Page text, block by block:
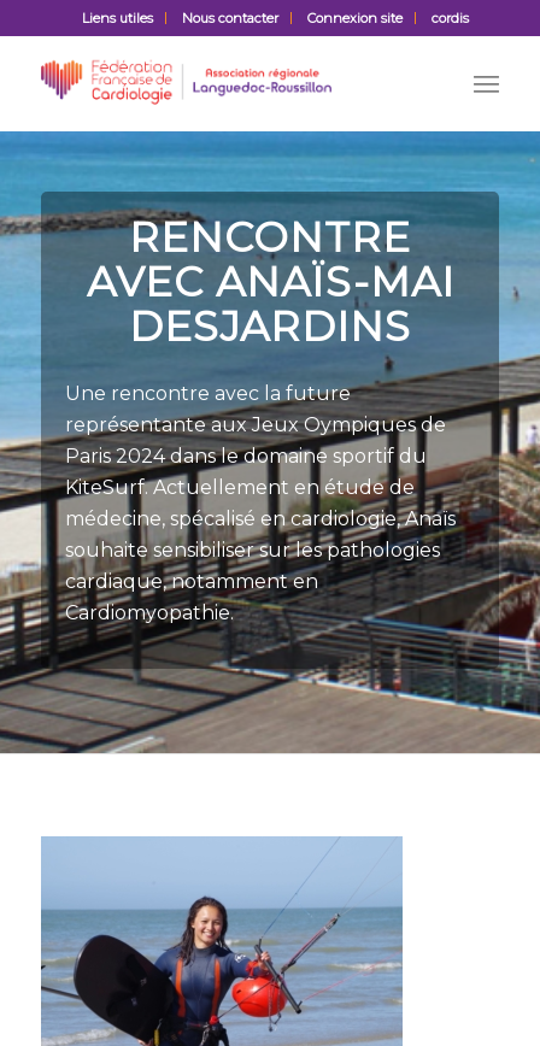
Liens utiles Nous contacter Connexion site cordis
RENCONTRE
AVEC ANAÏS-MAI
DESJARDINS
Une rencontre avec la future
représentante aux Jeux Oympiques de
Paris 2024 dans le domaine sportif du
KiteSurf. Actuellement en étude de
médecine, spécalisé en cardiologie, Anaïs
souhaite sensibiliser sur les pathologies
cardiaque, notamment en
Cardiomyopathie.